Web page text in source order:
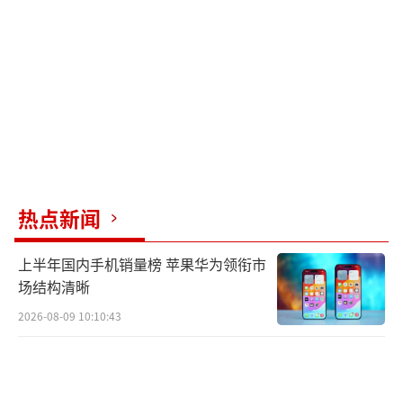
热点新闻
上半年国内手机销量榜 苹果华为领衔市
场结构清晰
2026-08-09 10:10:43